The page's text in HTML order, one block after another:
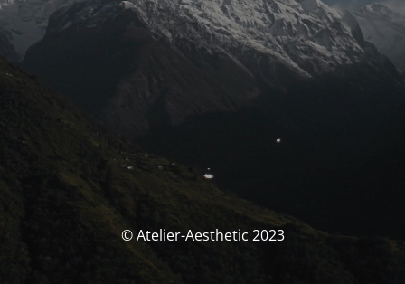
© Atelier-Aesthetic 2023